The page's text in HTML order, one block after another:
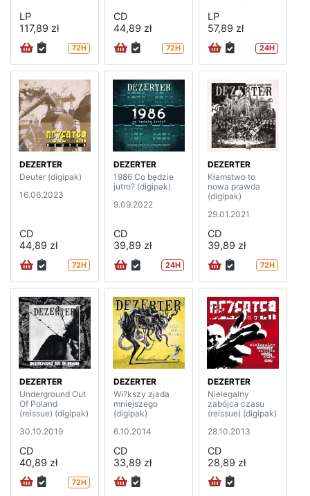
LP
117,89 zł
72H
CD
44,89 zł
72H
LP
57,89 zł
24H
DEZERTER
Deuter (digipak)
16.06.2023
CD
44,89 zł
72H
DEZERTER
1986 Co będzie
jutro? (digipak)
9.09.2022
CD
39,89 zł
24H
DEZERTER
Kłamstwo to
nowa prawda
(digipak)
29.01.2021
CD
39,89 zł
72H
DEZERTER
Underground Out
Of Poland
(reissue) (digipak)
30.10.2019
CD
40,89 zł
72H
DEZERTER
Wi?kszy zjada
mniejszego
(digipak)
6.10.2014
CD
33,89 zł
DEZERTER
Nielegalny
zabójca czasu
(reissue) (digipak)
28.10.2013
CD
28,89 zł